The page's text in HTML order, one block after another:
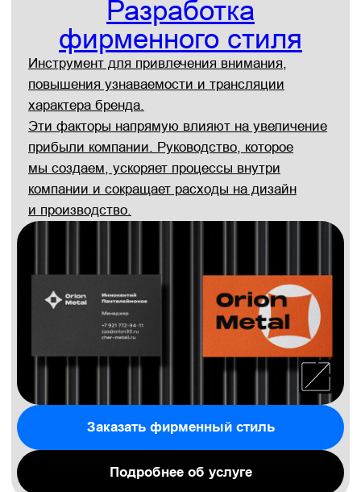
Нейминг
Вы получаете уникальное название компании.
Оригинальное и простое. Легко запоминается.
Отражает характер бренда. Вызывает
необходимые ассоциации.
Обсудить проект по неймингу
Логотип
Логотип — это ваша индивидуальность.
Именно от него зависит первое впечатление